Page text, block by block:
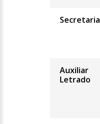
Secretaria
Auxiliar
Letrado